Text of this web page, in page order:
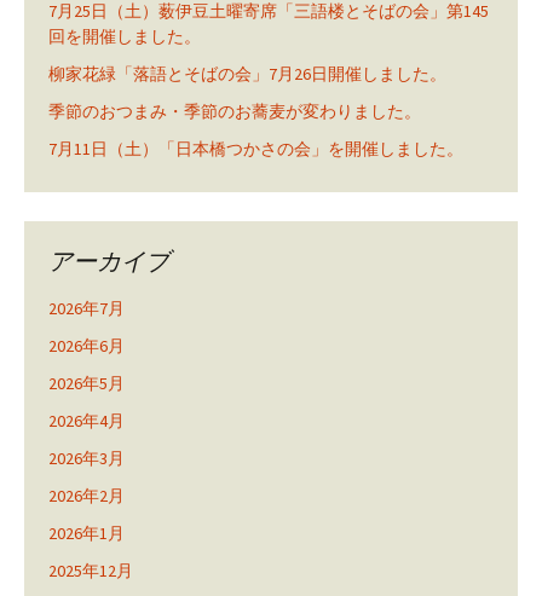
7月25日（土）薮伊豆土曜寄席「三語楼とそばの会」第145
回を開催しました。
柳家花緑「落語とそばの会」7月26日開催しました。
季節のおつまみ・季節のお蕎麦が変わりました。
7月11日（土）「日本橋つかさの会」を開催しました。
アーカイブ
2026年7月
2026年6月
2026年5月
2026年4月
2026年3月
2026年2月
2026年1月
2025年12月